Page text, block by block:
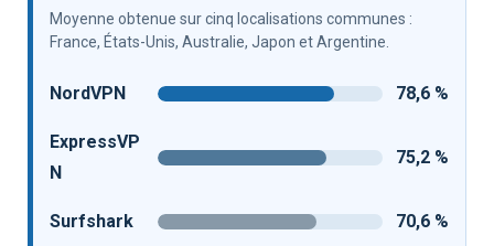
Moyenne obtenue sur cinq localisations communes :
France, États-Unis, Australie, Japon et Argentine.
NordVPN 78,6 %
ExpressVP
N
75,2 %
Surfshark 70,6 %